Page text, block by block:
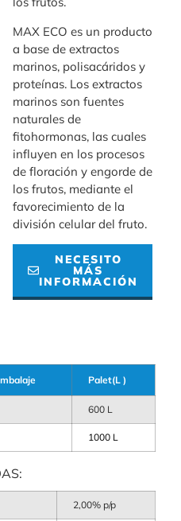
MAX ECO es un producto
a base de extractos
marinos, polisacáridos y
proteínas. Los extractos
marinos son fuentes
naturales de
fitohormonas, las cuales
influyen en los procesos
de floración y engorde de
los frutos, mediante el
favorecimiento de la
división celular del fruto.
NECESITO
MÁS
INFORMACIÓN
Palet(L )
600 L
1000 L
2,00% p/p